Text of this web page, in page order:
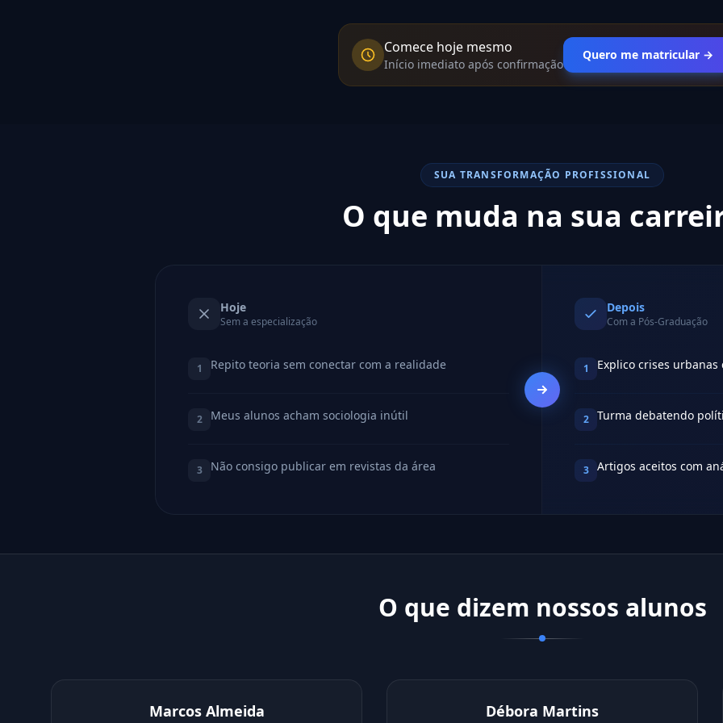
Comece hoje mesmo
Início imediato após confirmação
Quero me matricular →
SUA TRANSFORMAÇÃO PROFISSIONAL
O que muda na sua
Hoje
Sem a especialização
1 Repito teoria sem conectar com a realidade
2 Meus alunos acham sociologia inútil
3 Não consigo publicar em revistas da área
Depois
Com a Pós-Graduação
1 Explico crises
2 Turma debatendo
3 Artigos aceitos com
O que dizem nossos alunos
Marcos Almeida Débora Martins